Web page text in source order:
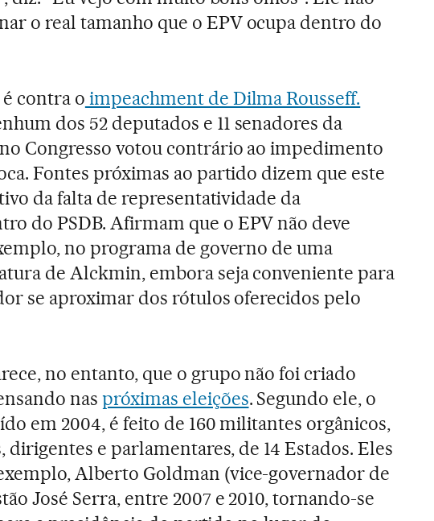
o real tamanho que o EPV ocupa dentro do
contra o impeachment de Dilma Rousseff.
dos 52 deputados e 11 senadores da
Congresso votou contrário ao impedimento
Fontes próximas ao partido dizem que este
da falta de representatividade da
do PSDB. Afirmam que o EPV não deve
no programa de governo de uma
de Alckmin, embora seja conveniente para
se aproximar dos rótulos oferecidos pelo
no entanto, que o grupo não foi criado
nas próximas eleições. Segundo ele, o
em 2004, é feito de 160 militantes orgânicos,
dirigentes e parlamentares, de 14 Estados. Eles
Alberto Goldman (vice-governador de
José Serra, entre 2007 e 2010, tornando-se